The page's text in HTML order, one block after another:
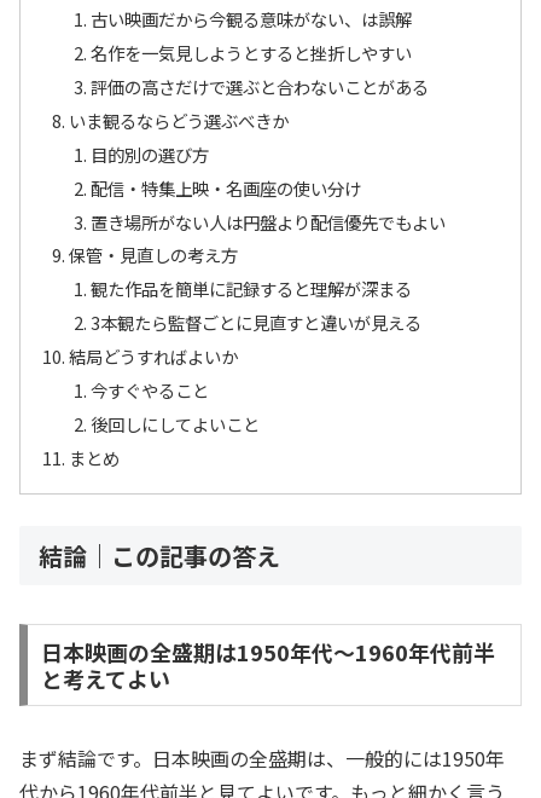
古い映画だから今観る意味がない、は誤解
名作を一気見しようとすると挫折しやすい
評価の高さだけで選ぶと合わないことがある
いま観るならどう選ぶべきか
目的別の選び方
配信・特集上映・名画座の使い分け
置き場所がない人は円盤より配信優先でもよい
保管・見直しの考え方
観た作品を簡単に記録すると理解が深まる
3本観たら監督ごとに見直すと違いが見える
結局どうすればよいか
今すぐやること
後回しにしてよいこと
まとめ
結論｜この記事の答え
日本映画の全盛期は1950年代〜1960年代前半
と考えてよい
まず結論です。日本映画の全盛期は、一般的には1950年
代から1960年代前半と見てよいです。もっと細かく言う